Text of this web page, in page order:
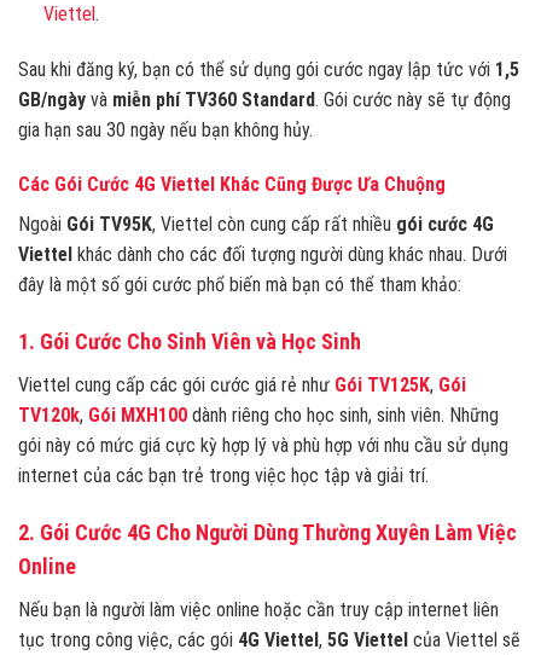
Viettel.
Sau khi đăng ký, bạn có thể sử dụng gói cước ngay lập tức với 1,5
GB/ngày và miễn phí TV360 Standard. Gói cước này sẽ tự động
gia hạn sau 30 ngày nếu bạn không hủy.
Các Gói Cước 4G Viettel Khác Cũng Được Ưa Chuộng
Ngoài Gói TV95K, Viettel còn cung cấp rất nhiều gói cước 4G
Viettel khác dành cho các đối tượng người dùng khác nhau. Dưới
đây là một số gói cước phổ biến mà bạn có thể tham khảo:
1. Gói Cước Cho Sinh Viên và Học Sinh
Viettel cung cấp các gói cước giá rẻ như Gói TV125K, Gói
TV120k, Gói MXH100 dành riêng cho học sinh, sinh viên. Những
gói này có mức giá cực kỳ hợp lý và phù hợp với nhu cầu sử dụng
internet của các bạn trẻ trong việc học tập và giải trí.
2. Gói Cước 4G Cho Người Dùng Thường Xuyên Làm Việc
Online
Nếu bạn là người làm việc online hoặc cần truy cập internet liên
tục trong công việc, các gói 4G Viettel, 5G Viettel của Viettel sẽ